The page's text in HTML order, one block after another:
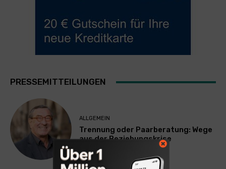
PRESSEMITTEILUNGEN
ALLGEMEIN
Trennung oder Paarberatung: Wege
aus der Beziehungskrise